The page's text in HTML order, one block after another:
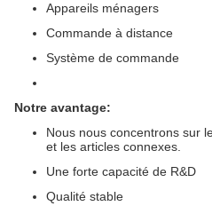
Appareils ménagers
Commande à distance
Système de commande
Notre avantage:
Nous nous concentrons sur
et les articles connexes.
Une forte capacité de R&D
Qualité stable